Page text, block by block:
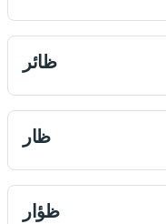
ظائر
ظار
ظؤار